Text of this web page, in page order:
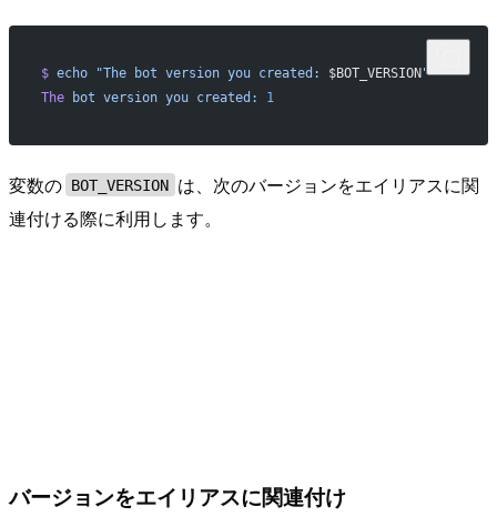
$ echo "The bot version you created: $BOT_VERSION"
The bot version you created: 1
変数の BOT_VERSION は、次のバージョンをエイリアスに関
連付ける際に利用します。
バージョンをエイリアスに関連付け